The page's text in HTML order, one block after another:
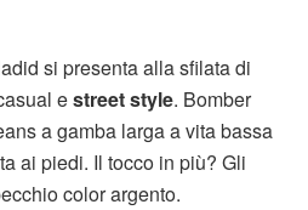
si presenta alla sfilata di
estreet style. Bomber
a gamba larga a vita bassa
ai piedi. Il tocco in più? Gli
color argento.